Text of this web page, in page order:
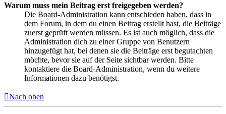
Warum muss mein Beitrag erst freigegeben werden?
Die Board-Administration kann entschieden haben, dass in
dem Forum, in dem du einen Beitrag erstellt hast, die Beiträge
zuerst geprüft werden müssen. Es ist auch möglich, dass die
Administration dich zu einer Gruppe von Benutzern
hinzugefügt hat, bei denen sie die Beiträge erst begutachten
möchte, bevor sie auf der Seite sichtbar werden. Bitte
kontaktiere die Board-Administration, wenn du weitere
Informationen dazu benötigst.
Nach oben